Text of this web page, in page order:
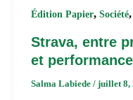
Édition Papier, Société,
Strava, entre
et performance
Salma Labiede / juillet 8,